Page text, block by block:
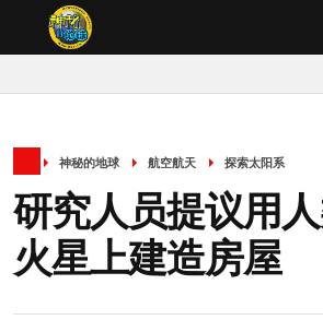
神秘的地球 航空航天 探索太阳系
研究人员提议用
火星上建造房屋